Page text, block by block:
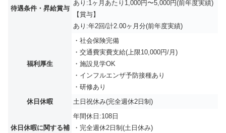
待遇条件・昇給賞与
あり:1ヶ月あたり1,000円〜5,000円(前年度実績)
【賞与】
あり:年2回/計2.00ヶ月分(前年度実績)
福利厚生
・社会保険完備
・交通費実費支給(上限10,000円/月)
・施設見学OK
・インフルエンザ予防接種あり
・研修あり
休日休暇
土日祝休み(完全週休2日制)
休日休暇に関する補
年間休日:108日
・完全週休2日制(土日休み)